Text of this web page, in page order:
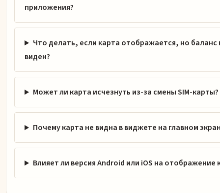
приложения?
Что делать, если карта отображается, но баланс
виден?
Может ли карта исчезнуть из-за смены SIM-карты?
Почему карта не видна в виджете на главном
Влияет ли версия Android или iOS на отображение